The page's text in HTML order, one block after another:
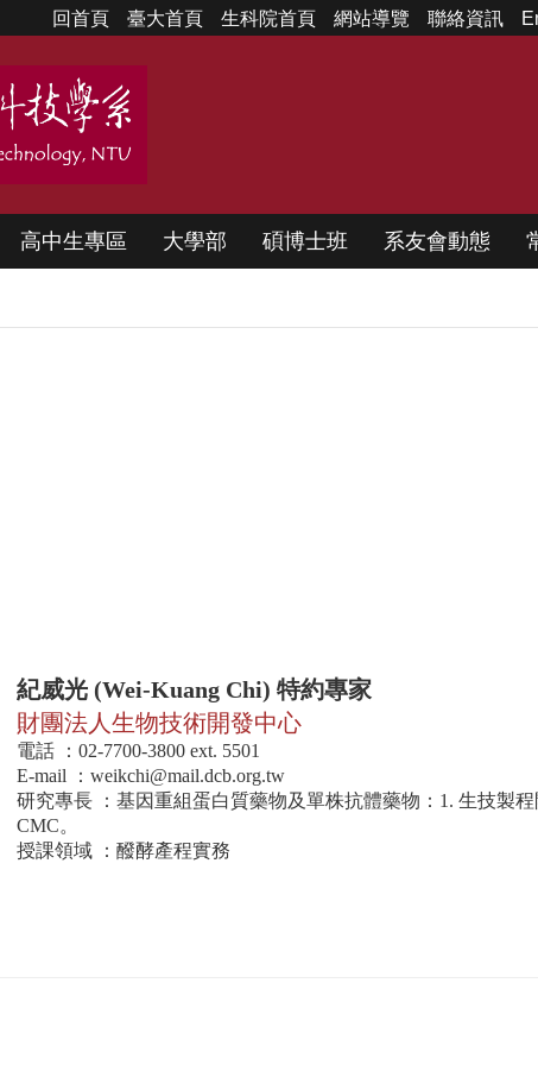
回首頁 臺大首頁 生科院首頁 網站導覽 聯絡資訊
高中生專區 大學部 碩博士班 系友會動態
紀威光 (Wei-Kuang Chi) 特約專家
財團法人生物技術開發中心
電話 ：02-7700-3800 ext. 5501
E-mail ： weikchi@mail.dcb.org.tw
研究專長 ：基因重組蛋白質藥物及單株抗體藥物：1. 生技製
CMC。
授課領域 ：醱酵產程實務